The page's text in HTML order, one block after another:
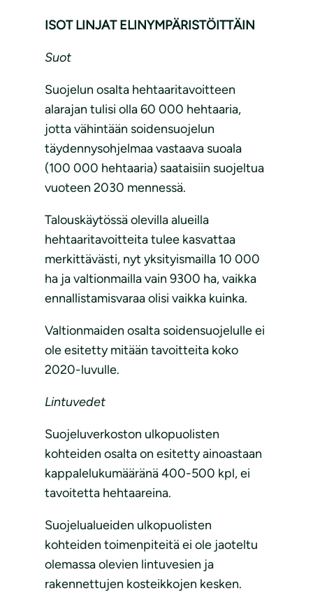
ISOT LINJAT ELINYMPÄRISTÖITTÄIN
Suot
Suojelun osalta hehtaaritavoitteen
alarajan tulisi olla 60 000 hehtaaria,
jotta vähintään soidensuojelun
täydennysohjelmaa vastaava suoala
(100 000 hehtaaria) saataisiin suojeltua
vuoteen 2030 mennessä.
Talouskäytössä olevilla alueilla
hehtaaritavoitteita tulee kasvattaa
merkittävästi, nyt yksityismailla 10 000
ha ja valtionmailla vain 9300 ha, vaikka
ennallistamisvaraa olisi vaikka kuinka.
Valtionmaiden osalta soidensuojelulle ei
ole esitetty mitään tavoitteita koko
2020-luvulle.
Lintuvedet
Suojeluverkoston ulkopuolisten
kohteiden osalta on esitetty ainoastaan
kappalelukumääränä 400-500 kpl, ei
tavoitetta hehtaareina.
Suojelualueiden ulkopuolisten
kohteiden toimenpiteitä ei ole jaoteltu
olemassa olevien lintuvesien ja
rakennettujen kosteikkojen kesken.